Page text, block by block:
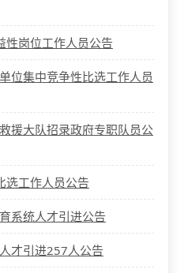
性岗位工作人员公告
位集中竞争性比选工作人员
援大队招录政府专职队员公
选工作人员公告
系统人才引进公告
才引进257人公告